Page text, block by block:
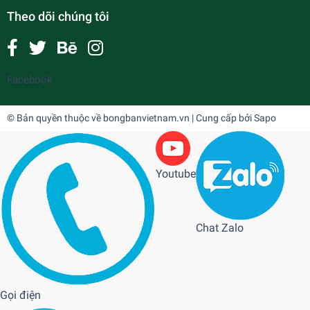
Theo dõi chúng tôi
Facebook
© Bản quyền thuộc về bongbanvietnam.vn | Cung cấp bởiSapo
Gọi điện
Youtube
Chat Zalo